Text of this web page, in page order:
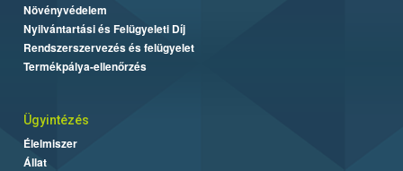
Növényvédelem
Nyilvántartási és Felügyeleti Díj
Rendszerszervezés és felügyelet
Termékpálya-ellenőrzés
Ügyintézés
Élelmiszer
Állat